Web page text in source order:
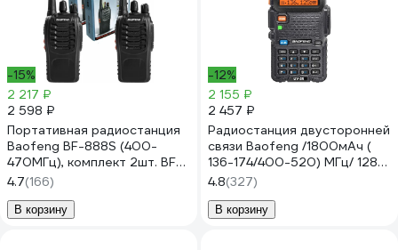
-15%
2 217 ₽
2 598 ₽
Портативная радиостанция
Baofeng BF-888S (400-
470МГц), комплект 2шт. BF-
888S 00029098
4.7(166)
В корзину
-12%
2 155 ₽
2 457 ₽
Радиостанция двусторонней
связи Baofeng /1800мАч (
136-174/400-520) МГц/ 128
кан./ 8 вт UV-5R
4.8(327)
В корзину